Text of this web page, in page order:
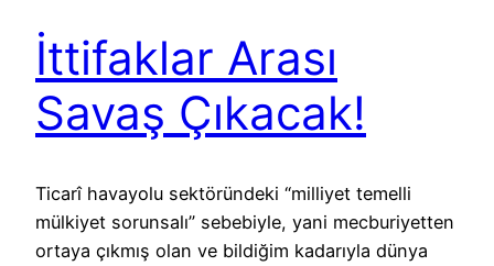
İttifaklar Arası
Savaş Çıkacak!
Ticarî havayolu sektöründeki “milliyet temelli
mülkiyet sorunsalı” sebebiyle, yani mecburiyetten
ortaya çıkmış olan ve bildiğim kadarıyla dünya